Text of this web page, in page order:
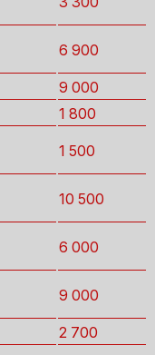
6 900
9 000
1 800
1 500
10 500
6 000
9 000
2 700